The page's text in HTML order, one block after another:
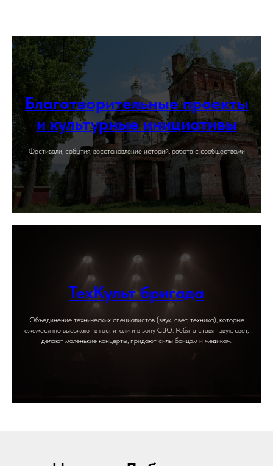
Благотворительные проекты
и культурные инициативы
Фестивали, события, восстановление историй, работа с сообществами
ТехКульт бригада
Объединение технических специалистов (звук, свет, техника), которые
ежемесячно выезжают в госпитали и в зону СВО. Ребята ставят звук, свет,
делают маленькие концерты, придают силы бойцам и медикам.